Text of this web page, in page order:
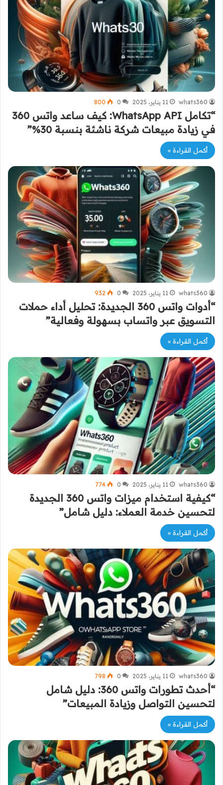
whats360 11 يناير، 2025 0
800
“تكامل WhatsApp API: كيف ساعد واتس 360
في زيادة مبيعات شركة ناشئة بنسبة 30%”
أكمل القراءة »
whats360 11 يناير، 2025 0
932
“أدوات واتس 360 الجديدة: تحليل أداء حملات
التسويق عبر واتساب بسهولة وفعالية”
أكمل القراءة »
whats360 11 يناير، 2025 0
774
“كيفية استخدام ميزات واتس 360 الجديدة
لتحسين خدمة العملاء: دليل شامل”
أكمل القراءة »
whats360 11 يناير، 2025 0
798
“أحدث تطورات واتس 360: دليل شامل
لتحسين التواصل وزيادة المبيعات”
أكمل القراءة »